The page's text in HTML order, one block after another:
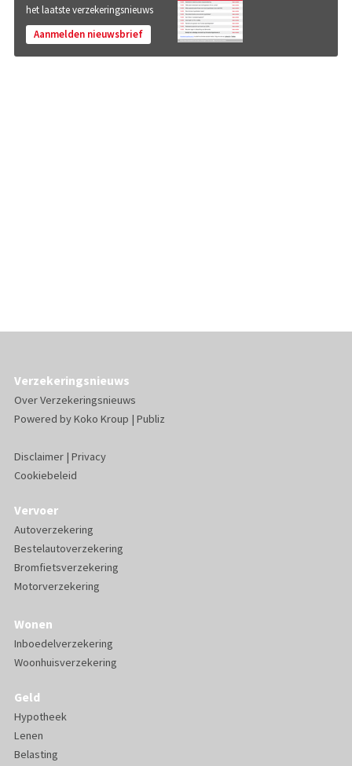
het laatste verzekeringsnieuws
Aanmelden nieuwsbrief
Verzekeringsnieuws
Over Verzekeringsnieuws
Powered byKoko Kroup | Publiz
Disclaimer| Privacy
Cookiebeleid
Vervoer
Autoverzekering
Bestelautoverzekering
Bromfietsverzekering
Motorverzekering
Wonen
Inboedelverzekering
Woonhuisverzekering
Geld
Hypotheek
Lenen
Belasting